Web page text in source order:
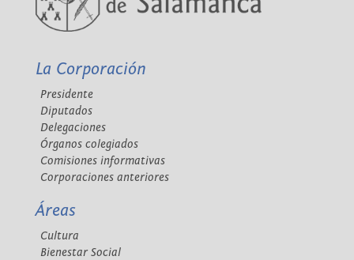
La Corporación
Presidente
Diputados
Delegaciones
Órganos colegiados
Comisiones informativas
Corporaciones anteriores
Áreas
Cultura
Bienestar Social